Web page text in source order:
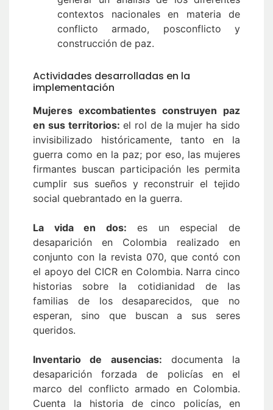
contextos nacionales en materia de
conflicto armado, posconflicto y
construcción de paz.
Actividades desarrolladas en la
implementación
Mujeres excombatientes construyen paz
en sus territorios: el rol de la mujer ha sido
invisibilizado históricamente, tanto en la
guerra como en la paz; por eso, las mujeres
firmantes buscan participación les permita
cumplir sus sueños y reconstruir el tejido
social quebrantado en la guerra.
La vida en dos: es un especial de
desaparición en Colombia realizado en
conjunto con la revista 070, que contó con
el apoyo del CICR en Colombia. Narra cinco
historias sobre la cotidianidad de las
familias de los desaparecidos, que no
esperan, sino que buscan a sus seres
queridos.
Inventario de ausencias: documenta la
desaparición forzada de policías en el
marco del conflicto armado en Colombia.
Cuenta la historia de cinco policías, en